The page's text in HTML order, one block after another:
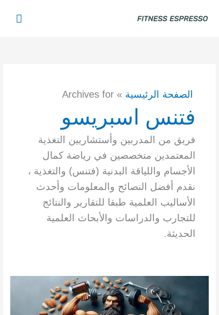
الصفحة الرئيسية »
Archives for
فتنس اسبريسو
فريق من المدربين وأستشاريين التغذية
المعتمدين متخصصين في رياضة كمال
الأجسام واللياقة البدنية (فتنس) والتغذية ،
نقدم أفضل النصائح والمعلومات وأحدث
الأساليب العلمية طبقا للتقارير والنتائج
للتجارب والدراسات والأبحاث العلمية
الحديثة.